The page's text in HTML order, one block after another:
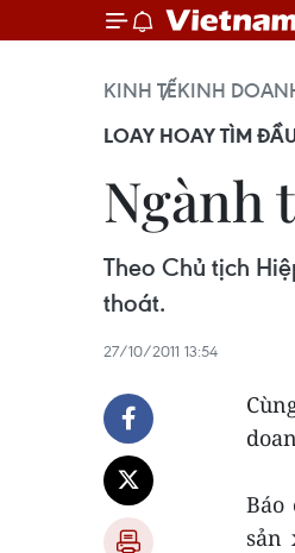
KINH TẾKINH
LOAY HOAY TÌM
Ngành
Theo Chủ tịch
thoát.
27/10/2011 13:54
Báo
sản